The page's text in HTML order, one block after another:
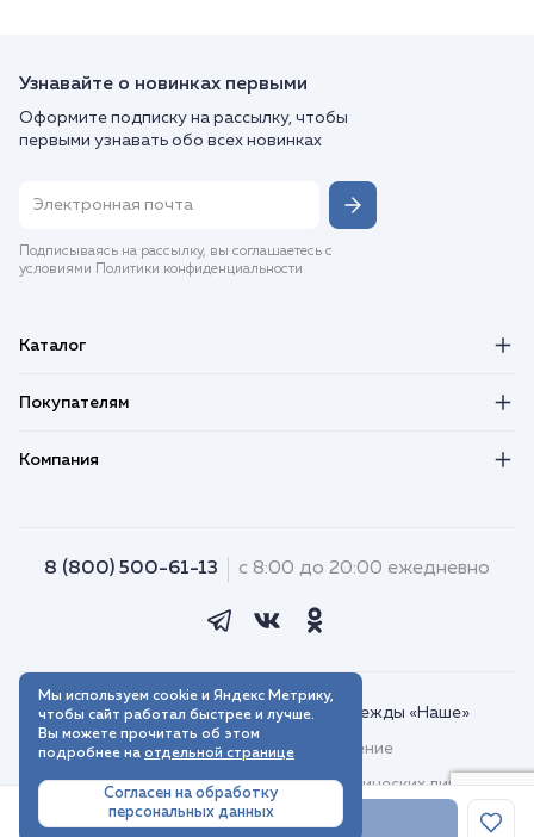
В корзину
Узнавайте о новинках первыми
Оформите подписку на рассылку, чтобы
первыми узнавать обо всех новинках
Подписываясь на рассылку, вы соглашаетесь с
условиями Политики конфиденциальности
Каталог
Покупателям
Компания
8 (800) 500-61-13 с 8:00 до 20:00 ежедневно
© 2018–2026. Интернет-магазин одежды «Наше»
Пользовательское соглашение
Договор присоединения для юридических лиц
Политика обработки персональных данных
Мы используем cookie и Яндекс Метрику,
чтобы сайт работал быстрее и лучше.
Вы можете прочитать об этом
подробнее на отдельной странице
Согласен на обработку
персональных данных